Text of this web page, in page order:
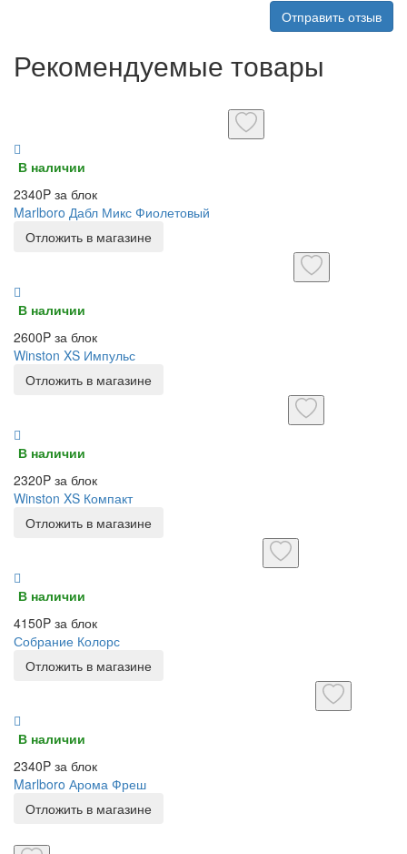
Отправить отзыв
Рекомендуемые товары
В наличии
2340P за блок
Marlboro Дабл Микс Фиолетовый
Отложить в магазине
В наличии
2600P за блок
Winston XS Импульс
Отложить в магазине
В наличии
2320P за блок
Winston XS Компакт
Отложить в магазине
В наличии
4150P за блок
Собрание Колорс
Отложить в магазине
В наличии
2340P за блок
Marlboro Арома Фреш
Отложить в магазине